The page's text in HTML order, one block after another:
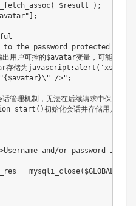
( $result ) ;
] ;
to the password protected area
用户可控的$avatar变量，可能存在
存储为javascript:alert('xss')，可
{$avatar}\" />" ;
管理机制，无法在后续请求中保持登录
初始化会话并存储用户认证
and/or password
= mysqli_close( $GLOBALS